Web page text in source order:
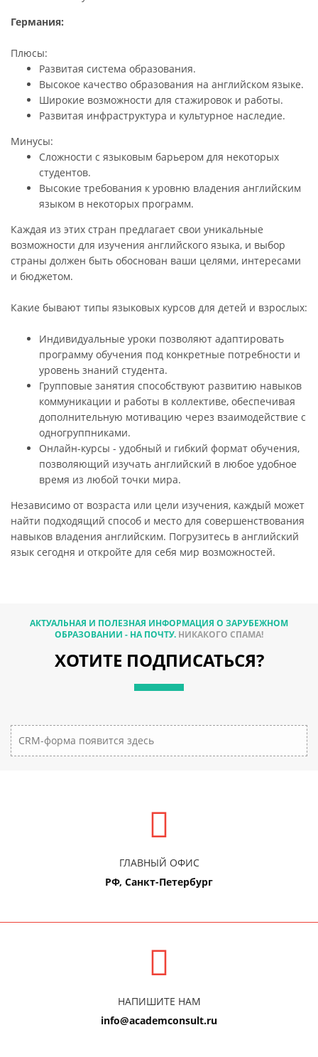
Германия:
Плюсы:
Развитая система образования.
Высокое качество образования на английском языке.
Широкие возможности для стажировок и работы.
Развитая инфраструктура и культурное наследие.
Минусы:
Сложности с языковым барьером для некоторых
студентов.
Высокие требования к уровню владения английским
языком в некоторых программ.
Каждая из этих стран предлагает свои уникальные
возможности для изучения английского языка, и выбор
страны должен быть обоснован ваши целями, интересами
и бюджетом.
Какие бывают типы языковых курсов для детей и взрослых:
Индивидуальные уроки позволяют адаптировать
программу обучения под конкретные потребности и
уровень знаний студента.
Групповые занятия способствуют развитию навыков
коммуникации и работы в коллективе, обеспечивая
дополнительную мотивацию через взаимодействие с
одногруппниками.
Онлайн-курсы - удобный и гибкий формат обучения,
позволяющий изучать английский в любое удобное
время из любой точки мира.
Независимо от возраста или цели изучения, каждый может
найти подходящий способ и место для совершенствования
навыков владения английским. Погрузитесь в английский
язык сегодня и откройте для себя мир возможностей.
АКТУАЛЬНАЯ И ПОЛЕЗНАЯ ИНФОРМАЦИЯ О ЗАРУБЕЖНОМ
ОБРАЗОВАНИИ - НА ПОЧТУ. НИКАКОГО СПАМА!
ХОТИТЕ ПОДПИСАТЬСЯ?
CRM-форма появится здесь
ГЛАВНЫЙ ОФИС
РФ, Санкт-Петербург
НАПИШИТЕ НАМ
info@academconsult.ru